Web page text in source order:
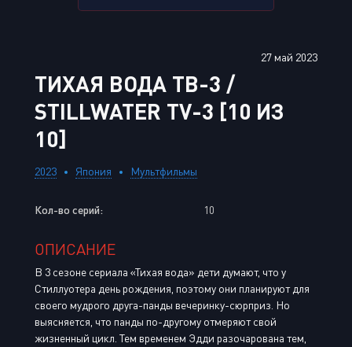
27 май 2023
ТИХАЯ ВОДА ТВ-3 /
STILLWATER TV-3 [10 ИЗ
10]
2023 Япония Мультфильмы
Кол-во серий: 10
ОПИСАНИЕ
В 3 сезоне сериала «Тихая вода» дети думают, что у
Стиллуотера день рождения, поэтому они планируют для
своего мудрого друга-панды вечеринку-сюрприз. Но
выясняется, что панды по-другому отмеряют свой
жизненный цикл. Тем временем Эдди разочарована тем,